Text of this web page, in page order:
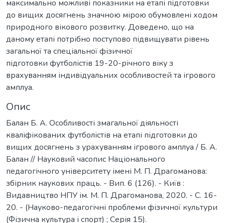
максимально можливі показники на етапі підготовки
до вищих досягнень значною мірою обумовлені ходом
природного вікового розвитку. Доведено, що на
даному етапі потрібно поступово підвищувати рівень
загальної та спеціальної фізичної
підготовки футболістів 19-20-річного віку з
врахуванням індивідуальних особливостей та ігрового
амплуа.
Опис
Балан Б. А. Особливості змагальної діяльності
кваліфікованих футболістів на етапі підготовки до
вищих досягнень з урахуванням ігрового амплуа / Б. А.
Балан // Науковий часопис Національного
педагогічного університету імені М. П. Драгоманова:
збірник наукових праць. - Вип. 6 (126). - Київ :
Видавництво НПУ ім. М. П. Драгоманова, 2020. - С. 16-
20. - (Науково-педагогічні проблеми фізичної культури
(Фізична культура і спорт) ; Серія 15).